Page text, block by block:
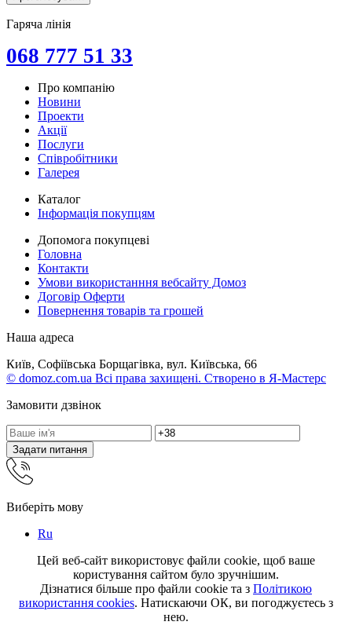
Гаряча лінія
068 777 51 33
Про компанію
Новини
Проекти
Акції
Послуги
Співробітники
Галерея
Каталог
Інформація покупцям
Допомога покупцеві
Головна
Контакти
Умови використанння вебсайту Домоз
Договір Оферти
Повернення товарів та грошей
Наша адреса
Київ, Софіївська Борщагівка, вул. Київська, 66
© domoz.com.ua Всі права захищені. Створено в Я-Мастерс
Замовити дзвінок
Задати питання
Виберіть мову
Ru
Цей веб-сайт використовує файли cookie, щоб ваше
користування сайтом було зручнішим.
Дізнатися більше про файли cookie та з Політикою
використання cookies. Натискаючи ОК, ви погоджуєтесь з
нею.